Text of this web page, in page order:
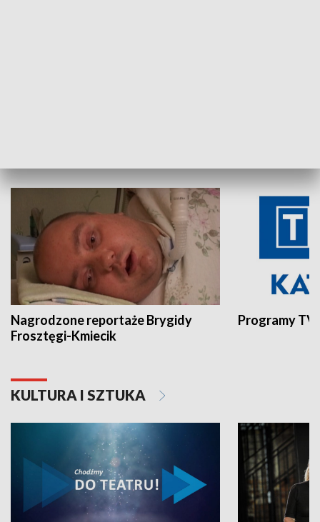
Nagrodzone reportaże Brygidy
Frosztęgi-Kmiecik
Programy
KULTURA I SZTUKA